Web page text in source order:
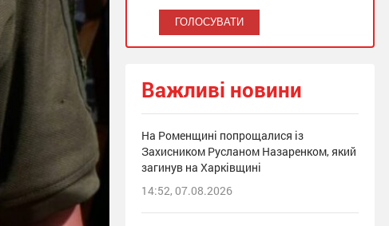
Важливі новини
На Роменщині попрощалися із
Захисником Русланом Назаренком, який
загинув на Харківщині
14:52, 07.08.2026